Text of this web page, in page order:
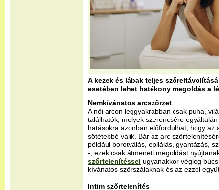
A kezek és lábak teljes
esetében lehet hatékony megoldás a
Nemkívánatos arcszőrzet
A női arcon leggyakrabban csak puha,
találhatók, melyek szerencsére
hatásokra azonban előfordulhat, hogy az
sötétebbé válik. Bár az arc
például borotválás, epilálás, gyantázás,
-, ezek csak átmeneti megoldást
szőrtelenítéssel ugyanakkor végleg
kívánatos szőrszálaknak és az ezzel
Intim szőrtelenítés